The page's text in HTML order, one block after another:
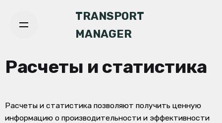
TRANSPORT
MANAGER
Расчеты и статистика
Расчеты и статистика позволяют получить ценную
информацию о производительности и эффективности